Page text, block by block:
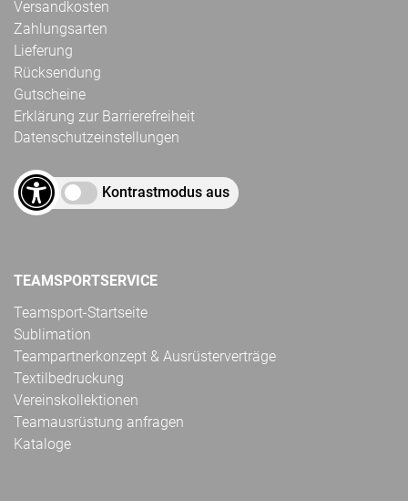
Versandkosten
Zahlungsarten
Lieferung
Rücksendung
Gutscheine
Erklärung zur Barrierefreiheit
Datenschutzeinstellungen
Kontrastmodus aus
TEAMSPORTSERVICE
Teamsport-Startseite
Sublimation
Teampartnerkonzept & Ausrüsterverträge
Textilbedruckung
Vereinskollektionen
Teamausrüstung anfragen
Kataloge